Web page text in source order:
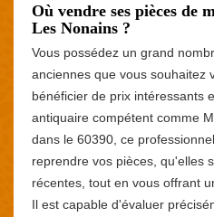
Où vendre ses pièces de
Les Nonains ?
Vous possédez un grand
anciennes que vous souhaitez
bénéficier de prix intéressants
antiquaire compétent comme
dans le 60390, ce
reprendre vos pièces, qu'elles
récentes, tout en vous offrant
Il est capable d'évaluer